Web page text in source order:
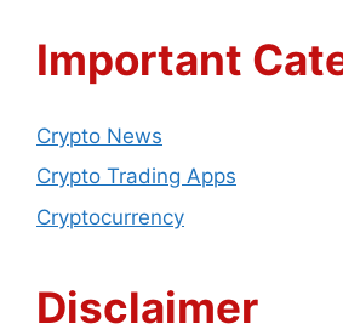
Important
Crypto News
Crypto Trading Apps
Cryptocurrency
Disclaimer